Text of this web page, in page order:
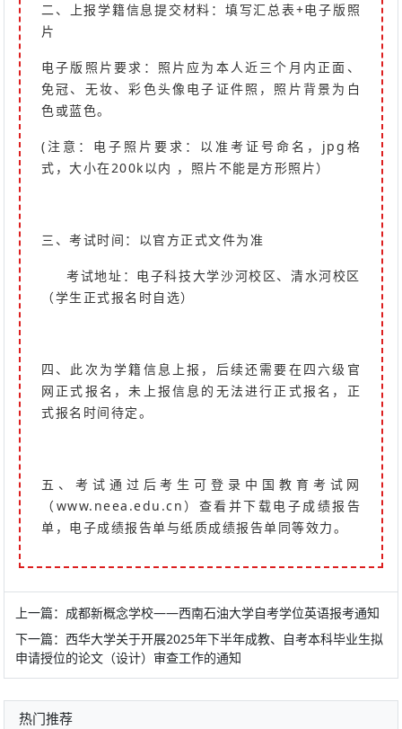
二、上报学籍信息提交材料：填写汇总表+电子版照
片
电子版照片要求：照片应为本人近三个月内正面、
免冠、无妆、彩色头像电子证件照，照片背景为白
色或蓝色。
(注意：电子照片要求：以准考证号命名，jpg格
式，大小在200k以内 ，照片不能是方形照片）
三、考试时间：以官方正式文件为准
考试地址：电子科技大学沙河校区、清水河校区
（学生正式报名时自选）
四、此次为学籍信息上报，后续还需要在四六级官
网正式报名，未上报信息的无法进行正式报名，正
式报名时间待定。
五、考试通过后考生可登录中国教育考试网
（www.neea.edu.cn）查看并下载电子成绩报告
单，电子成绩报告单与纸质成绩报告单同等效力。
上一篇： 成都新概念学校——西南石油大学自考学位英语报考通知
下一篇： 西华大学关于开展2025年下半年成教、自考本科毕业生拟
申请授位的论文（设计）审查工作的通知
热门推荐